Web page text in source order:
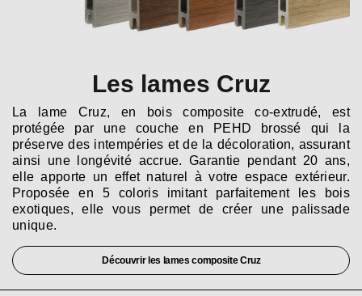
Les lames Cruz
La lame Cruz, en bois composite co-extrudé, est
protégée par une couche en PEHD brossé qui la
préserve des intempéries et de la décoloration, assurant
ainsi une longévité accrue. Garantie pendant 20 ans,
elle apporte un effet naturel à votre espace extérieur.
Proposée en 5 coloris imitant parfaitement les bois
exotiques, elle vous permet de créer une palissade
unique.
Découvrir les lames composite Cruz